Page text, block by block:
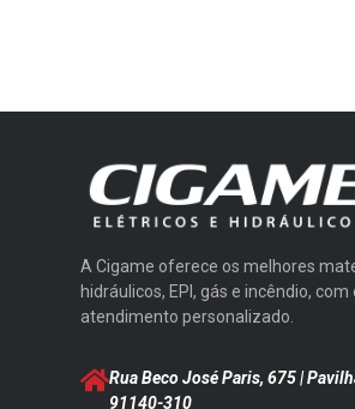
A Cigame oferece os melhores
hidráulicos, EPI, gás e incêndio,
atendimento personalizado.
Rua Beco José Paris, 675 |
91140-310